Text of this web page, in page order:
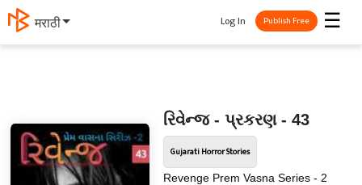
मराठी ☰
Log In Publish Free
રિવેન્જ - પ્રકરણ - 43
Gujarati Horror Stories
Revenge Prem Vasna Series - 2